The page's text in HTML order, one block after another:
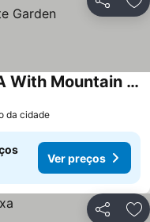
Partilhar
Country House Socastillo A With Mountain View, Private Terrace And Private Garden
da cidade
Ver preços
Partilhar